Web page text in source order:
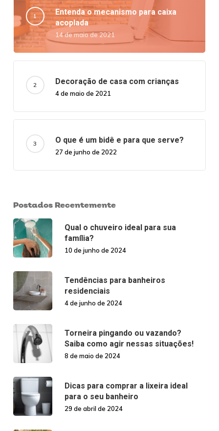
Entenda o mecanismo para caixa
acoplada
14 de maio de 2021
Decoração de casa com crianças
4 de maio de 2021
O que é um bidê e para que serve?
27 de junho de 2022
Postados Recentemente
Qual o chuveiro ideal para sua
família?
10 de junho de 2024
Tendências para banheiros
residenciais
4 de junho de 2024
Torneira pingando ou vazando?
Saiba como agir nessas situações!
8 de maio de 2024
Dicas para comprar a lixeira ideal
para o seu banheiro
29 de abril de 2024